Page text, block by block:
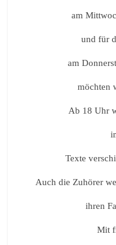
am
und für
am
möchten
Ab 18 Uhr
Texte
Auch die Zuhörer
ihren
Mit